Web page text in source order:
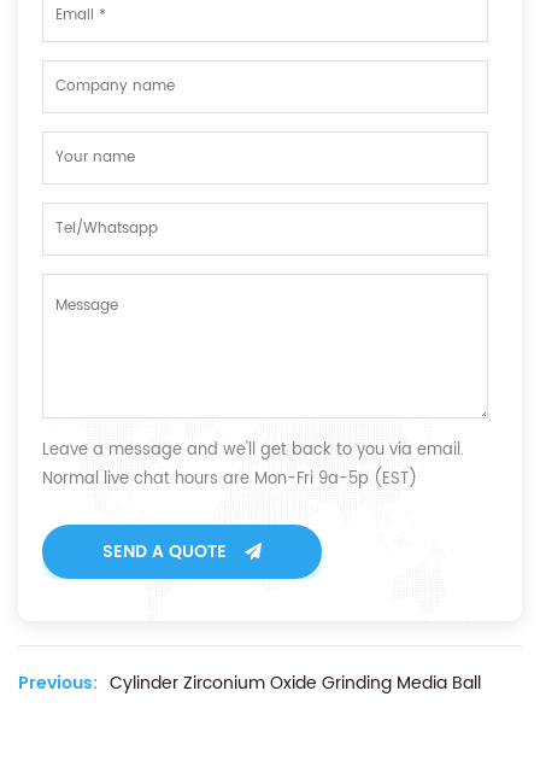
Leave a message and we'll get back to you via email.
Normal live chat hours are Mon-Fri 9a-5p (EST)
SEND A QUOTE
Previous: Cylinder Zirconium Oxide Grinding Media Ball